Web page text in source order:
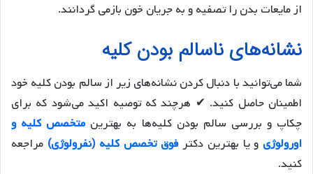
از مایعات بدن را تصفیه و به جریان خون بازمی گردانند.
نشانه‌های ناسالم بودن کلیه
شما می‌توانید با دنبال کردن نشانه‌های زیر از سالم بودن کلیه خود
اطمینان حاصل کنید. ✔ هرچند که توصیه اکید می‌شود که برای
چکاپ و بررسی سالم بودن کلیه‌ها به بهترینمتخصص کلیه و
اورولوژی و یا بهترین دکترفوق تخصص کلیه (نفرولوژی) مراجعه
کنید.